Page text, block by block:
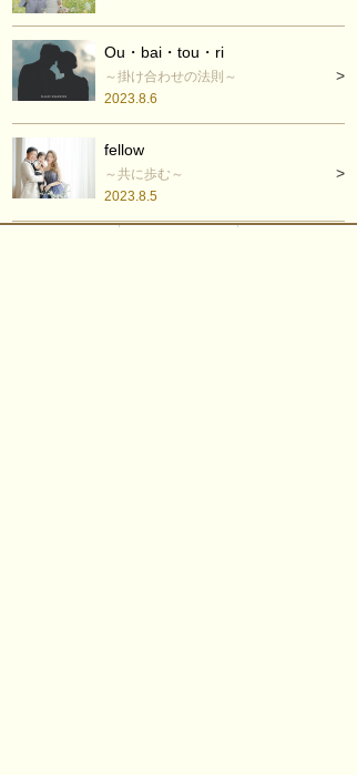
Ou・bai・tou・ri
～掛け合わせの法則～
2023.8.6
fellow
～共に歩む～
2023.8.5